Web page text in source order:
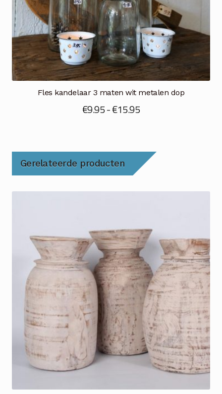
Fles kandelaar 3 maten wit metalen dop
€9.95-€15.95Prijsklasse:
€15.95
Gerelateerde producten